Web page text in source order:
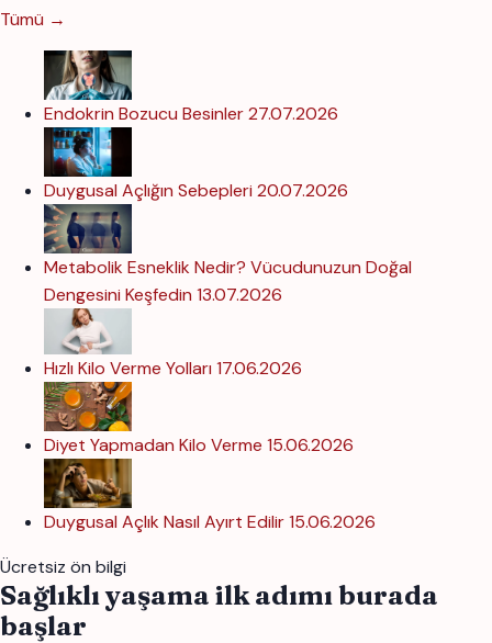
Tümü →
Endokrin Bozucu Besinler27.07.2026
Duygusal Açlığın Sebepleri 20.07.2026
Metabolik Esneklik Nedir? Vücudunuzun Doğal
Dengesini Keşfedin 13.07.2026
Hızlı Kilo Verme Yolları 17.06.2026
Diyet Yapmadan Kilo Verme 15.06.2026
Duygusal Açlık Nasıl Ayırt Edilir15.06.2026
Ücretsiz ön bilgi
Sağlıklı yaşama ilk adımı burada
başlar